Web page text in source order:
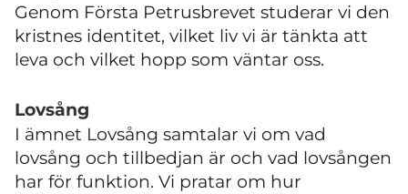
Genom Första Petrusbrevet studerar vi den
kristnes identitet, vilket liv vi är tänkta att
leva och vilket hopp som väntar oss.
Lovsång
I ämnet Lovsång samtalar vi om vad
lovsång och tillbedjan är och vad lovsången
har för funktion. Vi pratar om hur